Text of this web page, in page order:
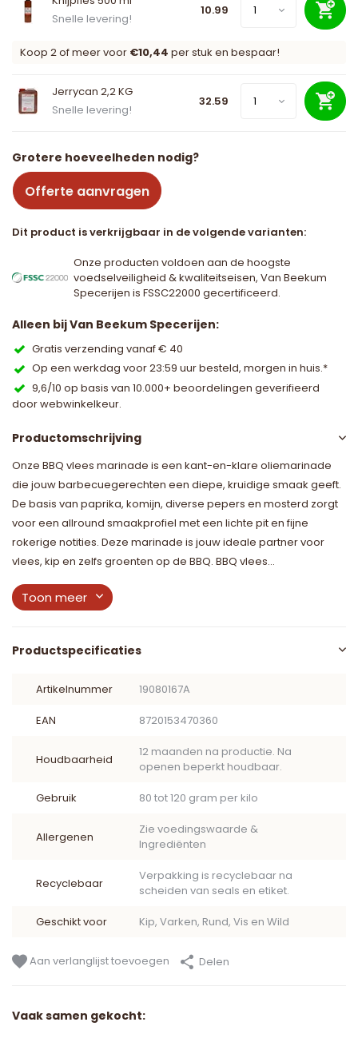
Snelle levering!
10.99
Koop 2 of meer voor €10,44 per stuk en bespaar!
Jerrycan 2,2 KG
Snelle levering!
32.59
Grotere hoeveelheden nodig?
Offerte aanvragen
Dit product is verkrijgbaar in de volgende varianten:
Onze producten voldoen aan de hoogste
voedselveiligheid & kwaliteitseisen, Van Beekum
Specerijen is FSSC22000 gecertificeerd.
Alleen bij Van Beekum Specerijen:
Gratis verzending vanaf € 40
Op een werkdag voor 23:59 uur besteld, morgen in huis.*
9,6/10 op basis van 10.000+ beoordelingen geverifieerd
door webwinkelkeur.
Productomschrijving
Onze BBQ vlees marinade is een kant-en-klare oliemarinade
die jouw barbecuegerechten een diepe, kruidige smaak geeft.
De basis van paprika, komijn, diverse pepers en mosterd zorgt
voor een allround smaakprofiel met een lichte pit en fijne
rokerige notities. Deze marinade is jouw ideale partner voor
vlees, kip en zelfs groenten op de BBQ. BBQ vlees...
Toon meer
Productspecificaties
Artikelnummer 19080167A
EAN 8720153470360
Houdbaarheid
12 maanden na productie. Na
openen beperkt houdbaar.
Gebruik 80 tot 120 gram per kilo
Allergenen
Zie voedingswaarde &
Ingrediënten
Recyclebaar
Verpakking is recyclebaar na
scheiden van seals en etiket.
Geschikt voor Kip, Varken, Rund, Vis en Wild
Aan verlanglijst toevoegen Delen
Vaak samen gekocht: